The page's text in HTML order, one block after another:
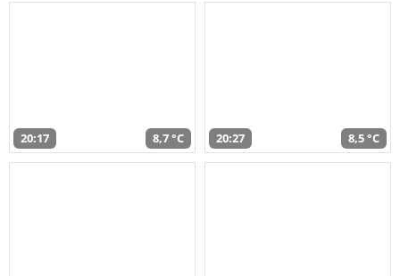
20:17 8,7 °C 20:27 8,5 °C